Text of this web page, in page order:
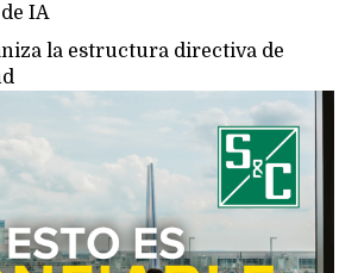
IA
la estructura directiva de